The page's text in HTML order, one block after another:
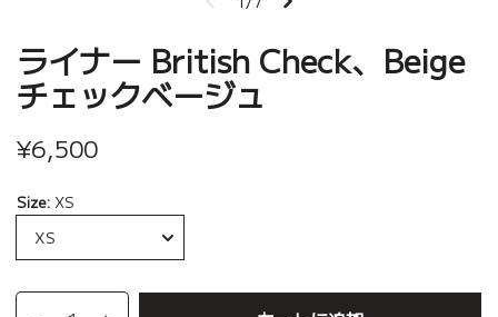
ライナー British Check、Beige
チェックベージュ
¥6,500
Size: XS